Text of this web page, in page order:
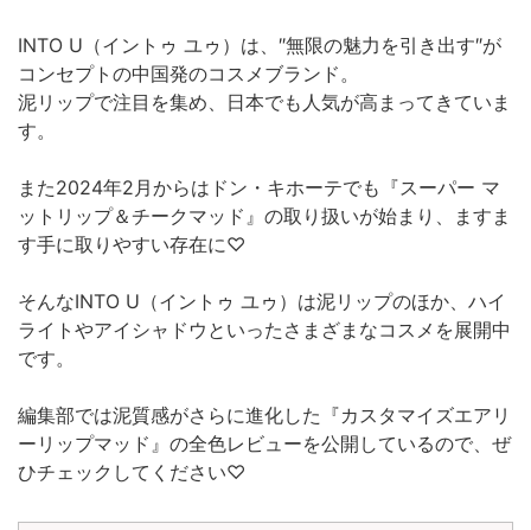
INTO U（イントゥ ユゥ）は、″無限の魅力を引き出す″が
コンセプトの中国発のコスメブランド。
泥リップで注目を集め、日本でも人気が高まってきていま
す。
また2024年2月からはドン・キホーテでも『スーパー マ
ットリップ＆チークマッド』の取り扱いが始まり、ますま
す手に取りやすい存在に♡
そんなINTO U（イントゥ ユゥ）は泥リップのほか、ハイ
ライトやアイシャドウといったさまざまなコスメを展開中
です。
編集部では泥質感がさらに進化した『カスタマイズエアリ
ーリップマッド』の全色レビューを公開しているので、ぜ
ひチェックしてください♡